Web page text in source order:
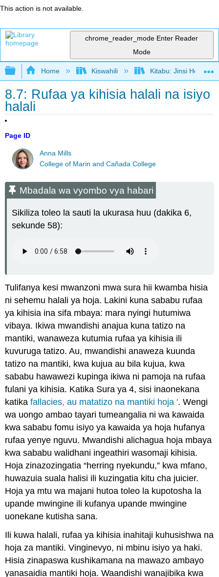
This action is not available.
chrome_reader_mode Enter Reader
Mode
Expand/collapse global hierarchy
Home Kiswahili Kitabu: Jinsi Hoja
8.7: Rufaa ya kihisia halali na isiyo
halali
Page ID
Anna Mills
College of Marin and Cañada College
Mbadala wa vyombo vya habari
Sikiliza toleo la sauti la ukurasa huu (dakika 6,
sekunde 58):
Tulifanya kesi mwanzoni mwa sura hii kwamba hisia
ni sehemu halali ya hoja. Lakini kuna sababu rufaa
ya kihisia ina sifa mbaya: mara nyingi hutumiwa
vibaya. Ikiwa mwandishi anajua kuna tatizo na
mantiki, wanaweza kutumia rufaa ya kihisia ili
kuvuruga tatizo. Au, mwandishi anaweza kuunda
tatizo na mantiki, kwa kujua au bila kujua, kwa
sababu hawawezi kupinga ikiwa ni pamoja na rufaa
fulani ya kihisia. Katika Sura ya 4, sisi inaonekana
katikafallacies, au matatizo na mantiki hoja '. Wengi
wa uongo ambao tayari tumeangalia ni wa kawaida
kwa sababu fomu isiyo ya kawaida ya hoja hufanya
rufaa yenye nguvu. Mwandishi alichagua hoja mbaya
kwa sababu walidhani ingeathiri wasomaji kihisia.
Hoja zinazozingatia “herring nyekundu,” kwa mfano,
huwazuia suala halisi ili kuzingatia kitu cha juicier.
Hoja ya mtu wa majani hutoa toleo la kupotosha la
upande mwingine ili kufanya upande mwingine
uonekane kutisha sana.
Ili kuwa halali, rufaa ya kihisia inahitaji kuhusishwa na
hoja za mantiki. Vinginevyo, ni mbinu isiyo ya haki.
Hisia zinapaswa kushikamana na mawazo ambayo
yanasaidia mantiki hoja. Waandishi wanajibika kwa